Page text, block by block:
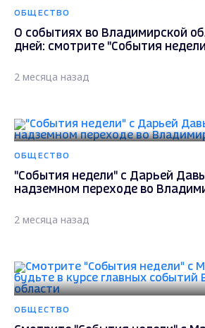
ОБЩЕСТВО
О событиях во Владимирской
дней: смотрите "События
2 месяца назад
ОБЩЕСТВО
"События недели" с Дарьей
надземном переходе во
2 месяца назад
ОБЩЕСТВО